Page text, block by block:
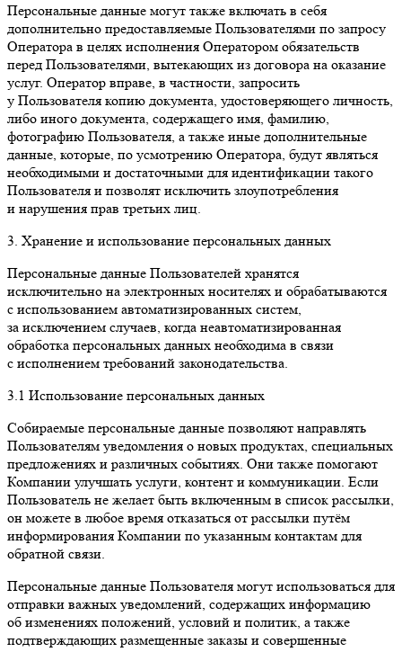
Персональные данные могут также включать в себя
дополнительно предоставляемые Пользователями по запросу
Оператора в целях исполнения Оператором обязательств
перед Пользователями, вытекающих из договора на оказание
услуг. Оператор вправе, в частности, запросить
у Пользователя копию документа, удостоверяющего личность,
либо иного документа, содержащего имя, фамилию,
фотографию Пользователя, а также иные дополнительные
данные, которые, по усмотрению Оператора, будут являться
необходимыми и достаточными для идентификации такого
Пользователя и позволят исключить злоупотребления
и нарушения прав третьих лиц.
3. Хранение и использование персональных данных
Персональные данные Пользователей хранятся
исключительно на электронных носителях и обрабатываются
с использованием автоматизированных систем,
за исключением случаев, когда неавтоматизированная
обработка персональных данных необходима в связи
с исполнением требований законодательства.
3.1 Использование персональных данных
Собираемые персональные данные позволяют направлять
Пользователям уведомления о новых продуктах, специальных
предложениях и различных событиях. Они также помогают
Компании улучшать услуги, контент и коммуникации. Если
Пользователь не желает быть включенным в список рассылки,
он можете в любое время отказаться от рассылки путём
информирования Компании по указанным контактам для
обратной связи.
Персональные данные Пользователя могут использоваться для
отправки важных уведомлений, содержащих информацию
об изменениях положений, условий и политик, а также
подтверждающих размещенные заказы и совершенные